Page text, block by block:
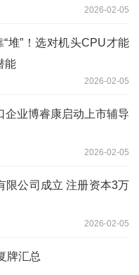
2026-02-05
“堆”！选对机头CPU才能
能
2026-02-05
企业博睿康启动上市辅导
2026-02-05
限公司成立 注册资本3万
2026-02-05
牌汇总